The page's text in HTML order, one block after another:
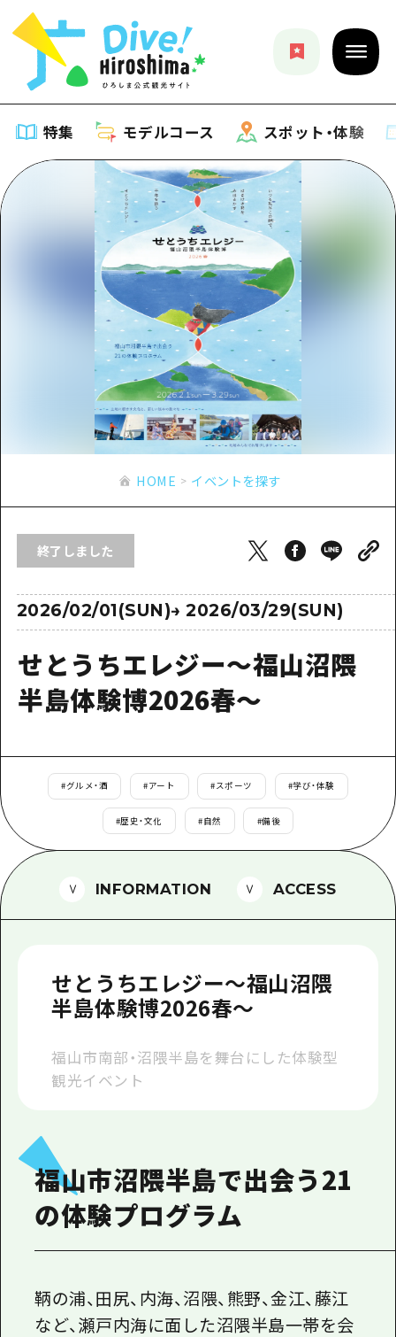
特集 モデルコース スポット・体験
特集
特集一覧
おすすめ
アート
イベント・祭り
グルメ・酒
サイクリング
ショッピング
ナイトライフ
世界遺産
学び・体験
歴史・文化
癒し
モデルコース
モデルコース一覧
Dive! Hiroshima 公式ガイド
広島もしもトラベル
あたらしい非日常
広島市周辺
安芸
備後
宮島周辺
山口県東部
弾丸
半日
1泊2日
2泊3日
スポット・体験
スポット・体験一覧
広島市周辺
安芸
備後
備北
宮島周辺
山口県東部
愛媛県
島根県
イベント
旬情報
お役立ち情報
アクセス
二次交通まとめ
施設の混雑状況のお知らせ
手荷物預かり・配送サービス
広島おもてなしパス
観光案内所
広島県を訪れる外国人旅行者向け情報一
ボランティアガイド
ユニバーサルツーリズム
よくあるご質問
フォトダウンロード
HOME
お問い合わせ
事業者・学校関係者の皆さま
HOME イベントを探す
終了しました
2026/02/01(SUN)→2026/03/29(SUN)
せとうちエレジー～福山沼隈
半島体験博2026春～
#グルメ・酒 #アート #スポーツ #学び・体験
#歴史・文化 #自然 #備後
INFORMATION ACCESS
せとうちエレジー～福山沼隈
半島体験博2026春～
福山市南部・沼隈半島を舞台にした体験型
観光イベント
福山市沼隈半島で出会う21
の体験プログラム
鞆の浦、田尻、内海、沼隈、熊野、金江、藤江
など、瀬戸内海に面した沼隈半島一帯を会